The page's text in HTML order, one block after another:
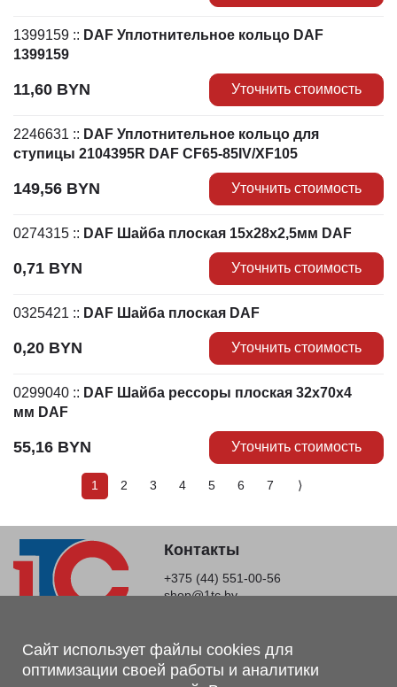
1399159 :: DAF Уплотнительное кольцо DAF
1399159
11,60 BYN Уточнить стоимость
2246631 :: DAF Уплотнительное кольцо для
ступицы 2104395R DAF CF65-85IV/XF105
149,56 BYN Уточнить стоимость
0274315 :: DAF Шайба плоская 15х28х2,5мм DAF
0,71 BYN Уточнить стоимость
0325421 :: DAF Шайба плоская DAF
0,20 BYN Уточнить стоимость
0299040 :: DAF Шайба рессоры плоская 32x70x4
мм DAF
55,16 BYN Уточнить стоимость
1 2 3 4 5 6 7 ⟩
Контакты
+375 (44) 551-00-56
shop@1tc.by
Магазин, склад
г. Минск, Минский р-н, п. Привольный, ул. Мира, 20А,
Сайт использует файлы cookies для
оптимизации своей работы и аналитики